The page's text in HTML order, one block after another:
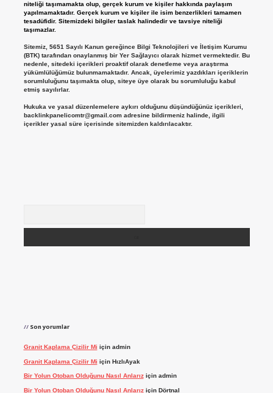
niteliği taşımamakta olup, gerçek kurum ve kişiler hakkında paylaşım
yapılmamaktadır. Gerçek kurum ve kişiler ile isim benzerlikleri tamamen
tesadüfidir. Sitemizdeki bilgiler taslak halindedir ve tavsiye niteliği
taşımazlar.
Sitemiz, 5651 Sayılı Kanun gereğince Bilgi Teknolojileri ve İletişim Kurumu
(BTK) tarafından onaylanmış bir Yer Sağlayıcı olarak hizmet vermektedir. Bu
nedenle, sitedeki içerikleri proaktif olarak denetleme veya araştırma
yükümlülüğümüz bulunmamaktadır. Ancak, üyelerimiz yazdıkları içeriklerin
sorumluluğunu taşımakta olup, siteye üye olarak bu sorumluluğu kabul
etmiş sayılırlar.
Hukuka ve yasal düzenlemelere aykırı olduğunu düşündüğünüz içerikleri,
backlinkpanelicomtr@gmail.comadresine bildirmeniz halinde, ilgili
içerikler yasal süre içerisinde sitemizden kaldırılacaktır.
Son yorumlar
Granit Kaplama Çizilir Mi için admin
Granit Kaplama Çizilir Mi için HızlıAyak
Bir Yolun Otoban Olduğunu Nasıl Anlarıziçin admin
Bir Yolun Otoban Olduğunu Nasıl Anlarıziçin Dörtnal